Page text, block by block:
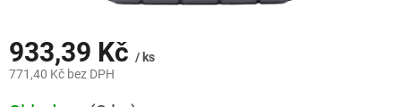
933,39 Kč / ks
771,40 Kč bez DPH